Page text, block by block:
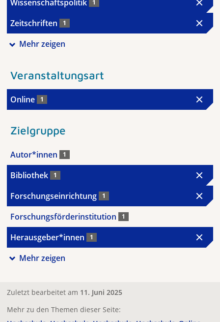
Wissenschaftspolitik 1
Zeitschriften 1
Mehr zeigen
Veranstaltungsart
Online 1
Zielgruppe
Autor*innen 1
Bibliothek 1
Forschungseinrichtung 1
Forschungsförderinstitution 1
Herausgeber*innen 1
Mehr zeigen
Zuletzt bearbeitet am 11. Juni 2025
Mehr zu den Themen dieser Seite: